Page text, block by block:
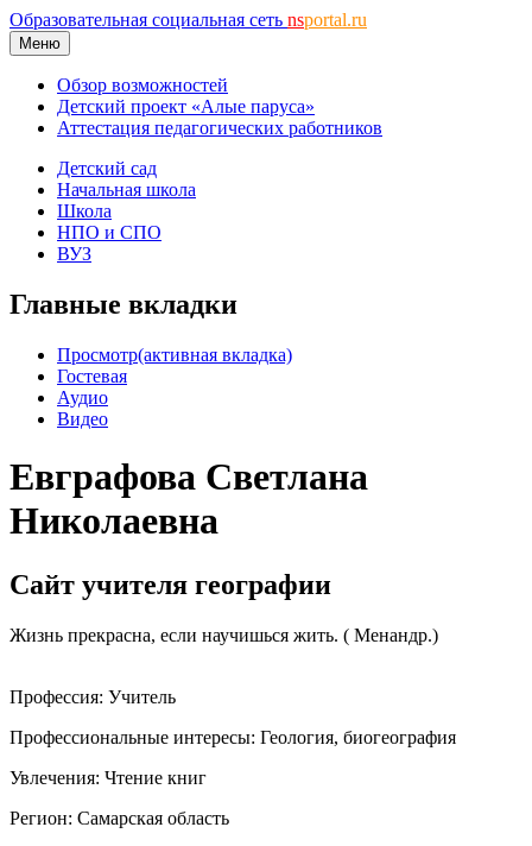
Образовательная социальная сеть nsportal.ru
Меню
Обзор возможностей
Детский проект «Алые паруса»
Аттестация педагогических работников
Детский сад
Начальная школа
Школа
НПО и СПО
ВУЗ
Главные вкладки
Просмотр(активная вкладка)
Гостевая
Аудио
Видео
Евграфова Светлана
Николаевна
Сайт учителя географии
Жизнь прекрасна, если научишься жить. ( Менандр.)
Профессия: Учитель
Профессиональные интересы: Геология, биогеография
Увлечения: Чтение книг
Регион: Самарская область